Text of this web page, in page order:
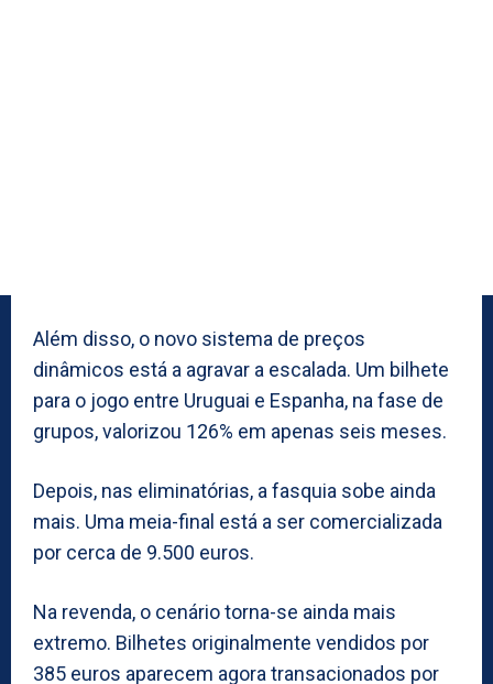
Além disso, o novo sistema de preços
dinâmicos está a agravar a escalada. Um bilhete
para o jogo entre Uruguai e Espanha, na fase de
grupos, valorizou 126% em apenas seis meses.
Depois, nas eliminatórias, a fasquia sobe ainda
mais. Uma meia-final está a ser comercializada
por cerca de 9.500 euros.
Na revenda, o cenário torna-se ainda mais
extremo. Bilhetes originalmente vendidos por
385 euros aparecem agora transacionados por